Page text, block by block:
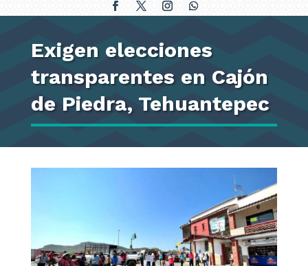
Exigen elecciones
transparentes en Cajón
de Piedra, Tehuantepec